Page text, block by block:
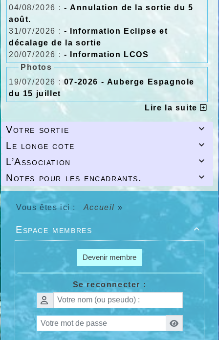
04/08/2026 : - Annulation de la sortie du 5
août.
31/07/2026 : - Information Eclipse et
décalage de la sortie
20/07/2026 : - Information LCOS
Photos
19/07/2026 :07-2026 - Auberge Espagnole
du 15 juillet
Lire la suite

Votre sortie

Le longe cote

L’Association

Notes pour les encadrants.
Vous êtes ici : Accueil »

Espace membres
Devenir membre
Se reconnecter :